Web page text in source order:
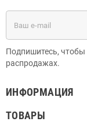
Подпишитесь,
распродажах.
ИНФОРМАЦИЯ
ТОВАРЫ